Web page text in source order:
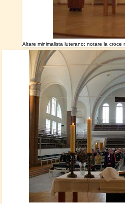
Altare minimalista luterano: notare la croce